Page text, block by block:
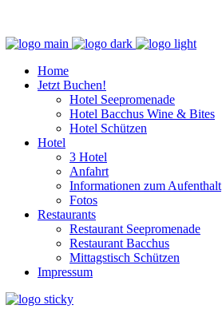
Home
Jetzt Buchen!
Hotel Seepromenade
Hotel Bacchus Wine & Bites
Hotel Schützen
Hotel
3 Hotel
Anfahrt
Informationen zum Aufenthalt
Fotos
Restaurants
Restaurant Seepromenade
Restaurant Bacchus
Mittagstisch Schützen
Impressum